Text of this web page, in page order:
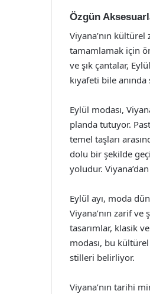
Özgün
Viyana’nın
tamamlamak için
ve şık çantalar,
kıyafeti bile
Eylül modası,
planda tutuyor.
temel taşları
dolu bir şekilde
yoludur.
Eylül ayı, moda
Viyana’nın zarif
tasarımlar, klasik
modası, bu
stilleri belirliyor.
Viyana’nın tarihi